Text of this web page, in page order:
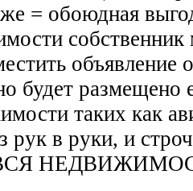
= обоюдная
собственник
объявление
будет
таких как
рук в руки, и
"ВСЯ